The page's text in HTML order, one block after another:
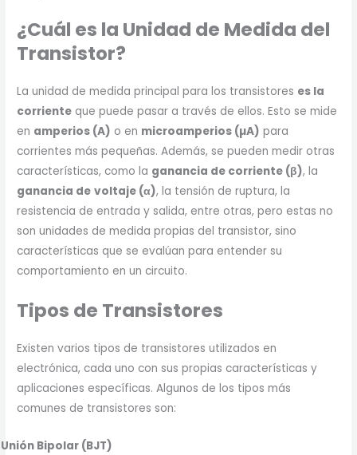
¿Cuál es la Unidad de Medida del
Transistor?
La unidad de medida principal para los transistores es la
corriente que puede pasar a través de ellos. Esto se mide
en amperios (A) o en microamperios (µA) para
corrientes más pequeñas. Además, se pueden medir otras
características, como la ganancia de corriente (β), la
ganancia de voltaje (α), la tensión de ruptura, la
resistencia de entrada y salida, entre otras, pero estas no
son unidades de medida propias del transistor, sino
características que se evalúan para entender su
comportamiento en un circuito.
Tipos de Transistores
Existen varios tipos de transistores utilizados en
electrónica, cada uno con sus propias características y
aplicaciones específicas. Algunos de los tipos más
comunes de transistores son:
Unión Bipolar (BJT)